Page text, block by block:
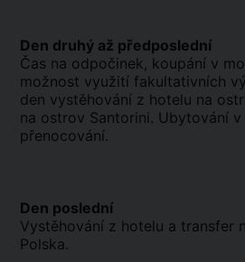
Den druhý až předposlední
Čas na odpočinek, koupání v
možnost využití fakultativních
den vystěhování z hotelu na
na ostrov Santorini. Ubytování v
přenocování.
Den poslední
Vystěhování z hotelu a transfer
Polska.